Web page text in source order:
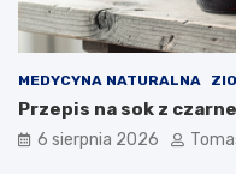
MEDYCYNA NATURALNA
Przepis na sok z
6 sierpnia 2026